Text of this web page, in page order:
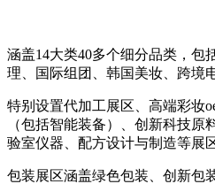
涵盖14大类40多个细分品类，包
理、国际组团、韩国美妆、跨境
特别设置代加工展区、高端彩妆
（包括智能装备）、创新科技
验室仪器、配方设计与制造等展区
包装展区涵盖绿色包装、创新包